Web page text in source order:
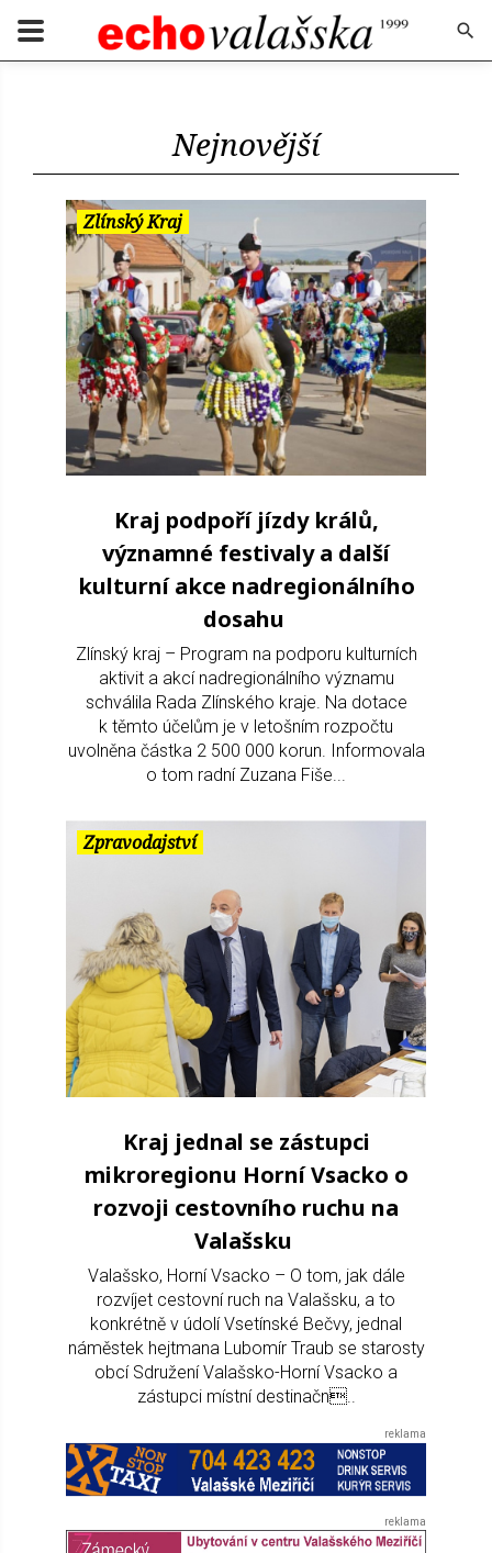
Nejnovější
Zlínský Kraj
Kraj podpoří jízdy králů,
významné festivaly a další
kulturní akce nadregionálního
dosahu
Zlínský kraj – Program na podporu kulturních
aktivit a akcí nadregionálního významu
schválila Rada Zlínského kraje. Na dotace
k těmto účelům je v letošním rozpočtu
uvolněna částka 2 500 000 korun. Informovala
o tom radní Zuzana Fiše...
Zpravodajství
Kraj jednal se zástupci
mikroregionu Horní Vsacko o
rozvoji cestovního ruchu na
Valašsku
Valašsko, Horní Vsacko – O tom, jak dále
rozvíjet cestovní ruch na Valašsku, a to
konkrétně v údolí Vsetínské Bečvy, jednal
náměstek hejtmana Lubomír Traub se starosty
obcí Sdružení Valašsko-Horní Vsacko a
zástupci místní destinačn..